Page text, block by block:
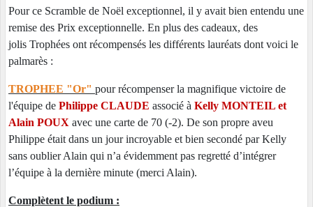
Pour ce Scramble de Noël exceptionnel, il y avait bien entendu une
remise des Prix exceptionnelle. En plus des cadeaux, des
jolis Trophées ont récompensés les différents lauréats dont voici le
palmarès :
TROPHEE "Or" pour récompenser la magnifique victoire de
l'équipe de Philippe CLAUDE associé à Kelly MONTEIL et
Alain POUX avec une carte de 70 (-2). De son propre aveu
Philippe était dans un jour incroyable et bien secondé par Kelly
sans oublier Alain qui n’a évidemment pas regretté d’intégrer
l’équipe à la dernière minute (merci Alain).
Complètent le podium :